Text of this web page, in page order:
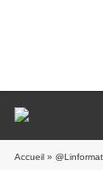
Accueil »